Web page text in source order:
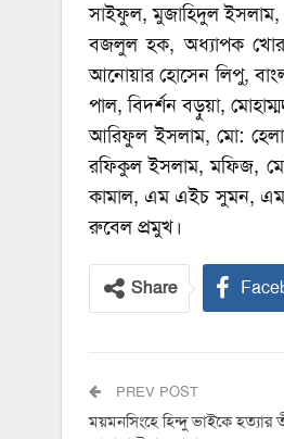
সাইফুল, মুজাহিদুল ইসলাম,
বজলুল হক, অধ্যাপক
আনোয়ার হোসেন লিপু,
পাল, বিদর্শন বড়ুয়া,
আরিফুল ইসলাম, মো:
রফিকুল ইসলাম, মফিজ,
কামাল, এম এইচ সুমন, এম
রুবেল প্রমুখ।
Share
PREV POST
ময়মনসিংহে হিন্দু ভাইকে হত্যার